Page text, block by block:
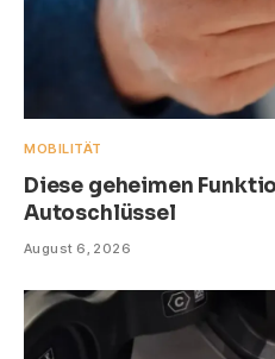
MOBILITÄT
Diese geheimen
Autoschlüssel
August 6, 2026